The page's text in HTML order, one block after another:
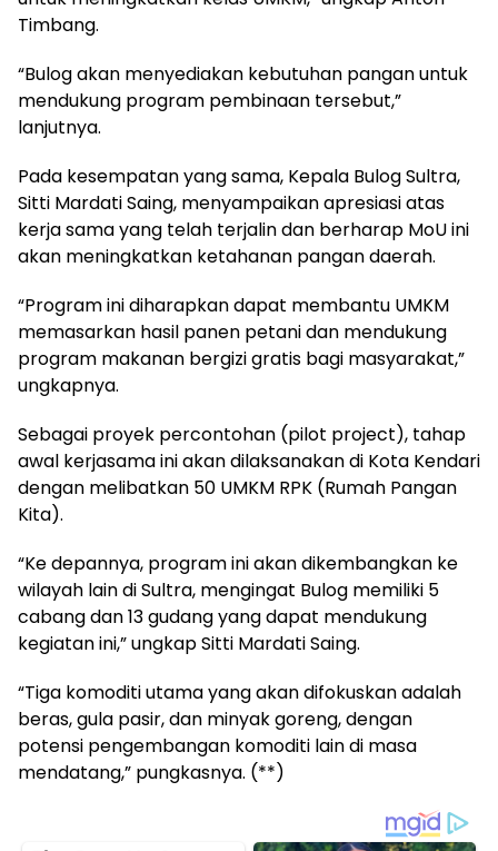
Timbang.
“Bulog akan menyediakan kebutuhan pangan untuk
mendukung program pembinaan tersebut,”
lanjutnya.
Pada kesempatan yang sama, Kepala Bulog Sultra,
Sitti Mardati Saing, menyampaikan apresiasi atas
kerja sama yang telah terjalin dan berharap MoU ini
akan meningkatkan ketahanan pangan daerah.
“Program ini diharapkan dapat membantu UMKM
memasarkan hasil panen petani dan mendukung
program makanan bergizi gratis bagi masyarakat,”
ungkapnya.
Sebagai proyek percontohan (pilot project), tahap
awal kerjasama ini akan dilaksanakan di Kota Kendari
dengan melibatkan 50 UMKM RPK (Rumah Pangan
Kita).
“Ke depannya, program ini akan dikembangkan ke
wilayah lain di Sultra, mengingat Bulog memiliki 5
cabang dan 13 gudang yang dapat mendukung
kegiatan ini,” ungkap Sitti Mardati Saing.
“Tiga komoditi utama yang akan difokuskan adalah
beras, gula pasir, dan minyak goreng, dengan
potensi pengembangan komoditi lain di masa
mendatang,” pungkasnya. (**)